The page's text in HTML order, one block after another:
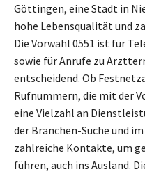
Göttingen, eine Stadt in
hohe Lebensqualität und
Die Vorwahl 0551 ist für
sowie für Anrufe zu
entscheidend. Ob
Rufnummern, die mit der
eine Vielzahl an
der Branchen-Suche und
zahlreiche Kontakte, um
führen, auch ins Ausland.